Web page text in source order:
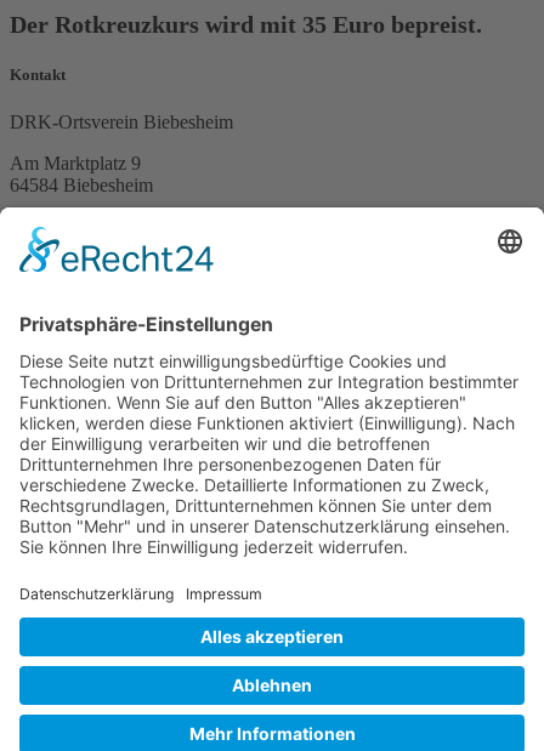
Der Rotkreuzkurs wird mit 35 Euro bepreist.
Kontakt
DRK-Ortsverein Biebesheim
Am Marktplatz 9
64584 Biebesheim
Telefon (06258) 7585
DE51 5519 0000 02747090 13
Service
Kontakt
Sitemap
Datenschutz
Impressum
RSS-Feed
Suche
Social Media-Kanäle des DRK